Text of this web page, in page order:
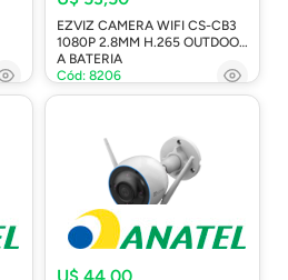
EZVIZ CAMERA WIFI CS-CB3
1080P 2.8MM H.265 OUTDOOR
A BATERIA
Cód: 8206